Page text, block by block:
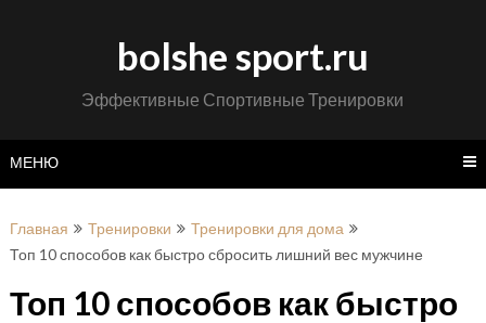
bolshe sport.ru
Эффективные Спортивные Тренировки
МЕНЮ
Главная Тренировки
Тренировки для дома
Топ 10 способов как быстро сбросить лишний вес мужчине
Топ 10 способов как быстро